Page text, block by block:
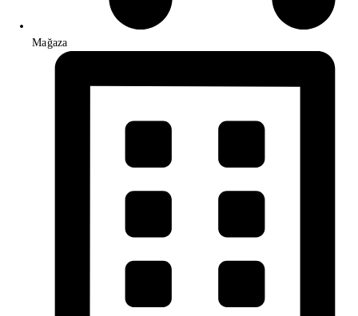
Mağaza